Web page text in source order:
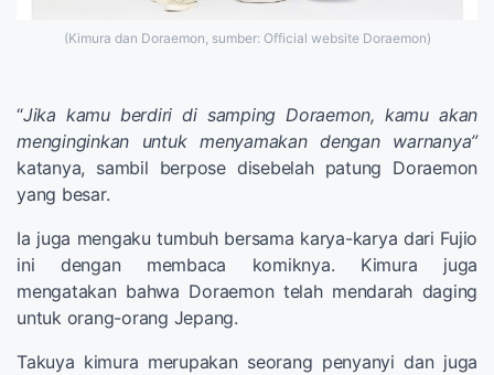
(Kimura dan Doraemon, sumber: Official website Doraemon)
“Jika kamu berdiri di samping Doraemon, kamu akan
menginginkan untuk menyamakan dengan warnanya”
katanya, sambil berpose disebelah patung Doraemon
yang besar.
Ia juga mengaku tumbuh bersama karya-karya dari Fujio
ini dengan membaca komiknya. Kimura juga
mengatakan bahwa Doraemon telah mendarah daging
untuk orang-orang Jepang.
Takuya kimura merupakan seorang penyanyi dan juga